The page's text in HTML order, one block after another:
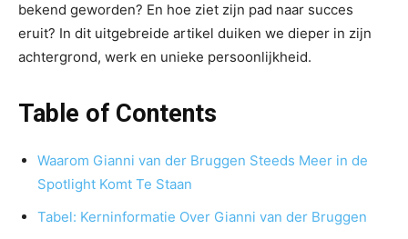
bekend geworden? En hoe ziet zijn pad naar succes
eruit? In dit uitgebreide artikel duiken we dieper in zijn
achtergrond, werk en unieke persoonlijkheid.
Table of Contents
Waarom Gianni van der Bruggen Steeds Meer in de
Spotlight Komt Te Staan
Tabel: Kerninformatie Over Gianni van der Bruggen